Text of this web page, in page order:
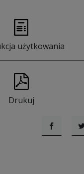
użytkowania
Drukuj